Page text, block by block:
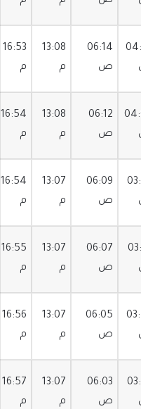
06:14
ص
13:08
م
16:53
م
06:12
ص
13:08
م
16:54
م
06:09
ص
13:07
م
16:54
م
06:07
ص
13:07
م
16:55
م
06:05
ص
13:07
م
16:56
م
06:03
ص
13:07
م
16:57
م